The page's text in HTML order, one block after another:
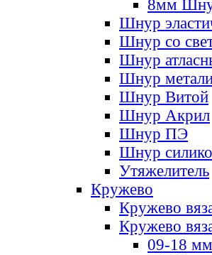
8мм
Шнур
Шнур со
Шнур
Шнур
Шнур Витой
Шнур Акрил
Шнур ПЭ
Шнур
Утяжелитель
Кружево
Кружево
Кружево
09-18